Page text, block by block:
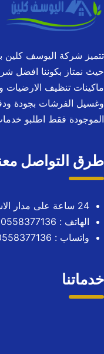
تتميز شركة اليوسف كلين
حيث نمتاز بكوننا افضل
ماكينات تنظيف الارضيات
وغسيل الفرشات بجودة
الموجودة فقط اطلبو
طرق التواصل
24 ساعة على مدار الاسبوع
الهاتف : 0558377136
واتساب :
خدماتنا